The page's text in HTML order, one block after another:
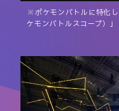
※ポケモンバトルに特
ケモンバトルスコープ）